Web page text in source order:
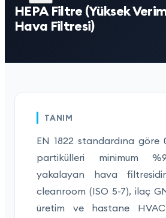
HEPA Filtre (Yüksek
Hava Filtresi)
TANIM
EN 1822 standardına göre
partikülleri minimum
yakalayan hava
cleanroom (ISO 5-7), ilaç
üretim ve hastane HVAC